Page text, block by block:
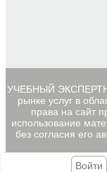
УЧЕБНЫЙ
рынке услуг в
права на сайт
использование
без согласия его
Войти